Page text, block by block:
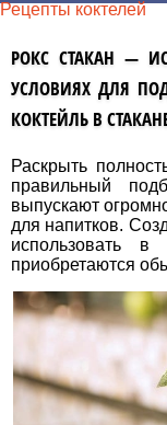
Рецепты коктелей
РОКС СТАКАН —
УСЛОВИЯХ ДЛЯ
КОКТЕЙЛЬ В
Раскрыть
правильный
выпускают
для напитков.
использовать
приобретаются